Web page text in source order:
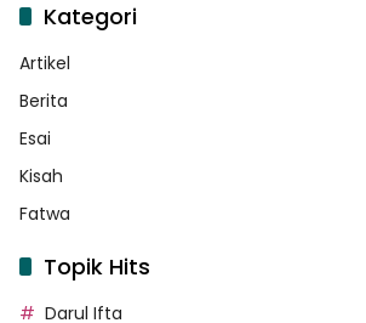
Kategori
Artikel
Berita
Esai
Kisah
Fatwa
Topik Hits
Darul Ifta